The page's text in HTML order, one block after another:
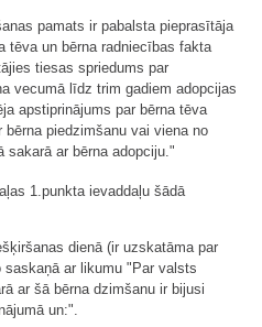
pamats ir pabalsta pieprasītāja
tēva un bērna radniecības fakta
tiesas spriedums par
vecumā līdz trim gadiem adopcijas
apstiprinājums par bērna tēva
piedzimšanu vai viena no
sakarā ar bērna adopciju."
1.punkta ievaddaļu šādā
dienā (ir uzskatāma par
saskaņā ar likumu "Par valsts
ar šā bērna dzimšanu ir bijusi
un:".